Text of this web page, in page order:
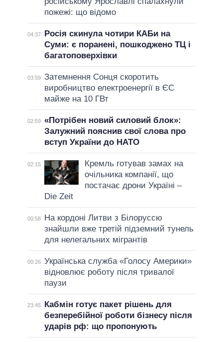
пожежі: що відомо
04:37
Росія скинула чотири КАБи на
Суми: є поранені, пошкоджено ТЦ і
багатоповерхівки
03:59 Затемнення Сонця скоротить
виробництво електроенергії в ЄС
майже на 10 ГВт
02:59 «Потрібен новий силовий блок»:
Залужний пояснив свої слова про
вступ України до НАТО
02:15
Кремль готував замах на
очільника компанії, що
постачає дрони Україні –
Die Zeit
00:58
На кордоні Литви з Білоруссю
знайшли вже третій підземний тунель
для нелегальних мігрантів
00:26 Українська служба «Голосу Америки»
відновлює роботу після тривалої
паузи
23:45
Кабмін готує пакет рішень для
безперебійної роботи бізнесу після
ударів рф: що пропонують